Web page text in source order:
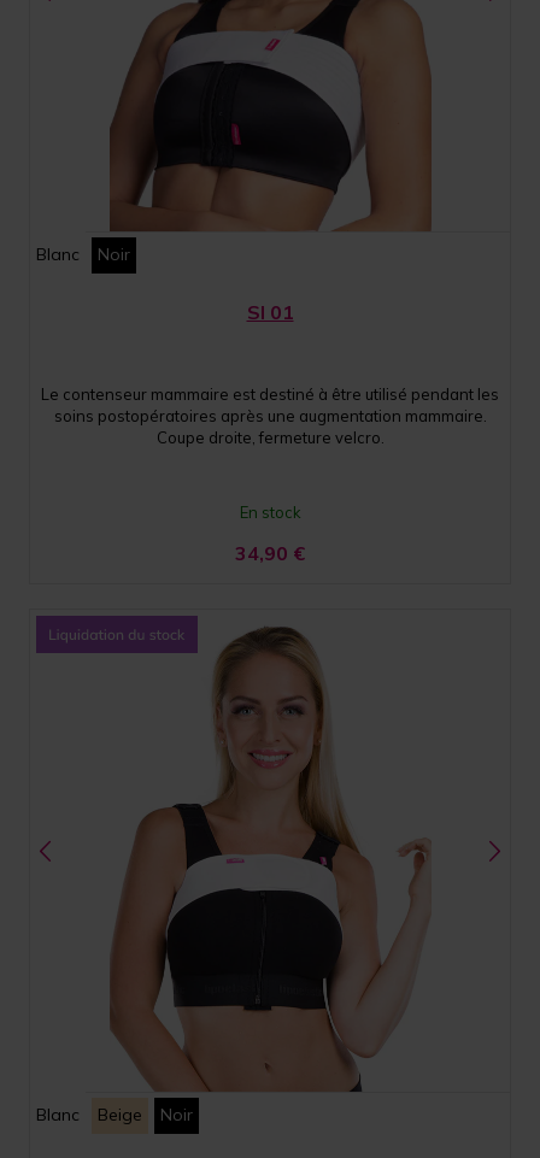
Blanc Noir
SI 01
Le contenseur mammaire est destiné à être utilisé pendant les
soins postopératoires après une augmentation mammaire.
Coupe droite, fermeture velcro.
En stock
34,90 €
Blanc Beige Noir